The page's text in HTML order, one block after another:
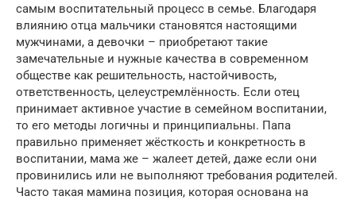
самым воспитательный процесс в семье. Благодаря
влиянию отца мальчики становятся настоящими
мужчинами, а девочки – приобретают такие
замечательные и нужные качества в современном
обществе как решительность, настойчивость,
ответственность, целеустремлённость. Если отец
принимает активное участие в семейном воспитании,
то его методы логичны и принципиальны. Папа
правильно применяет жёсткость и конкретность в
воспитании, мама же – жалеет детей, даже если они
провинились или не выполняют требования родителей.
Часто такая мамина позиция, которая основана на